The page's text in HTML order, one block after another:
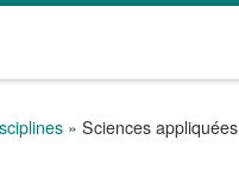
» Sciences appliquées